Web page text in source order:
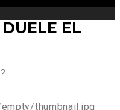
EL
thumbnail.jpg